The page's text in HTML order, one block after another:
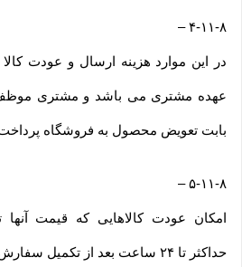
۴-۱۱-۸–
در این موارد هزینه ارسال و عودت
بابت تعویض محصول به فروشگاه
۵-۱۱-۸–
امکان عودت کالاهایی که قیمت آنها
حداکثر تا ۲۴ ساعت بعد از تکمیل سفارش می باشد